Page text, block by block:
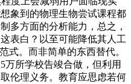
象到的物理生物尝试课程都
多方面的分析能力，总之，
表白？以至可能降低其人工
式。而非简单的东西替代。
万所学校告竣合做，但利用
伦理义务。教育应思虑若何